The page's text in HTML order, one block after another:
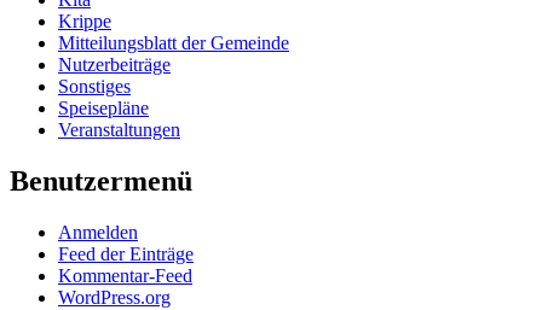
Krippe
Mitteilungsblatt der Gemeinde
Nutzerbeiträge
Sonstiges
Speisepläne
Veranstaltungen
Benutzermenü
Anmelden
Feed der Einträge
Kommentar-Feed
WordPress.org